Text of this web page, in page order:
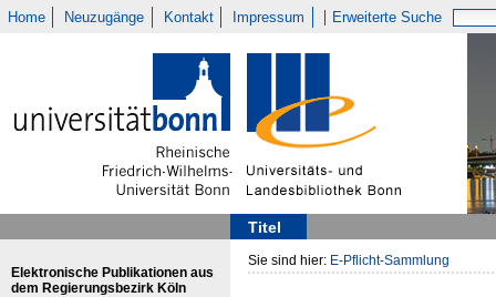
Home Neuzugänge Kontakt Impressum Erweiterte Suche
Titel
Elektronische Publikationen aus
dem Regierungsbezirk Köln
Sie sind hier: E-Pflicht-Sammlung